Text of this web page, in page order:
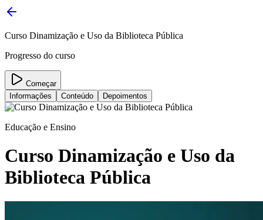
Curso Dinamização e Uso da Biblioteca Pública
Progresso do curso
Começar
Informações
Conteúdo Depoimentos
Educação e Ensino
Curso Dinamização e Uso da
Biblioteca Pública